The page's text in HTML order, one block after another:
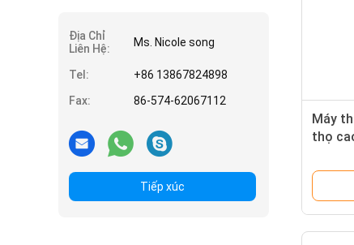
Địa Chỉ
Liên Hệ:
Ms. Nicole song
Tel:
+86 13867824898
Fax:
86-574-62067112
Tiếp xúc
Máy
thọ